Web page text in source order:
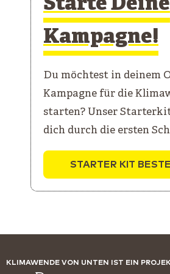
Kampagne!
Du möchtest in deinem
Kampagne für die
starten? Unser
dich durch die ersten
STARTER KIT
KLIMAWENDE VON UNTEN IST EIN